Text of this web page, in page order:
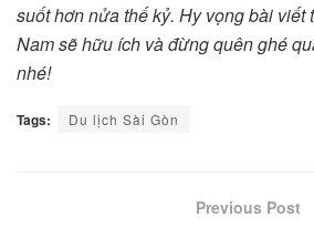
suốt hơn nửa thế kỷ​. Hy vọng bài viết
Nam sẽ hữu ích và đừng quên ghé
nhé!
Tags: Du lịch Sài Gòn
Previous Post